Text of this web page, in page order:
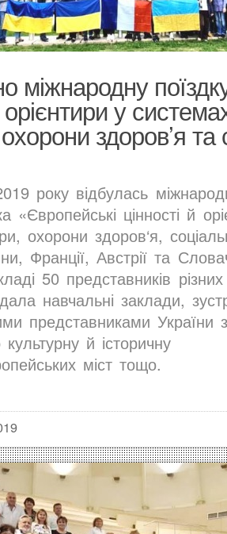
міжнародну
орієнтири у
здоров’я та
року відбулась
«Європейські цінності й
охорони здоров‘я,
Франції, Австрії та
50 представників різних
навчальні заклади,
представниками України
й історичну
міст тощо.